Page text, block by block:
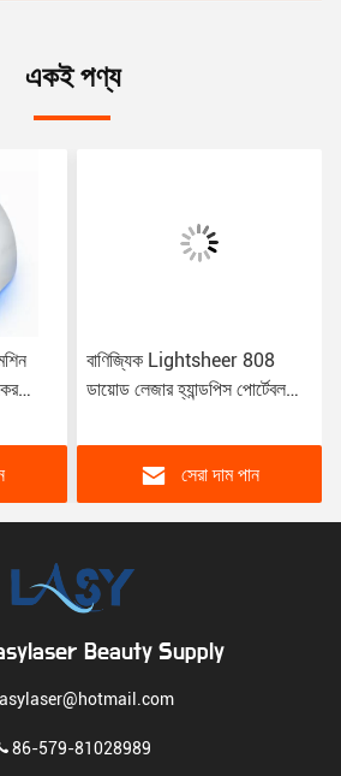
একই পণ্য
এসপিএ পিডিটি এলইডি ফেসিয়াল
লাইট ১১০ ভি বায়ো লাইট বিউটি
সেরা দাম পান
Beauty Supply
lasylaser@hotmail.com
86-579-81028989